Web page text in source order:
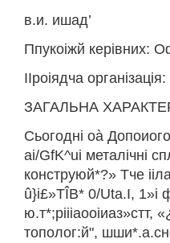
в.и. ишад’
Ппукоіжй керівних:
ІІроіядча
ЗАГАЛЬНА
Сьогодні oà
ai/GfK^ui металічні
конструюй*?» Тче
û}i£»TÎB* 0/Uta.I, 1»і
тополог:й",